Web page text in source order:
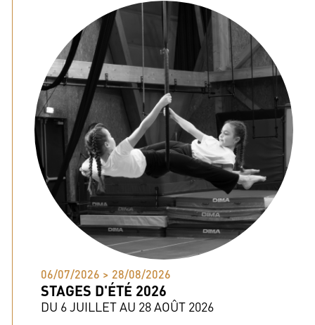
06/07/2026 > 28/08/2026
STAGES D'ÉTÉ 2026
DU 6 JUILLET AU 28 AOÛT 2026